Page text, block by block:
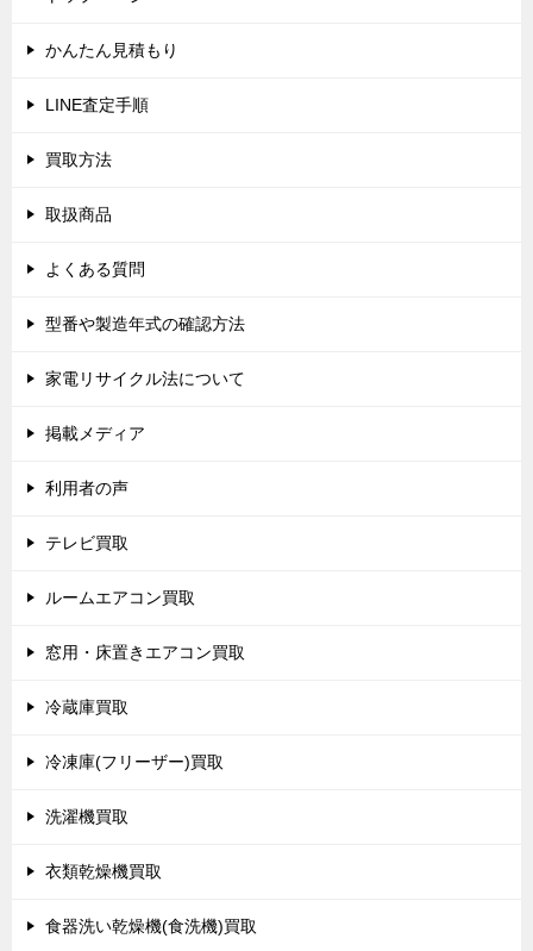
シ かんたん見積もり
LINE査定手順
買取方法
取扱商品
よくある質問
型番や製造年式の確認方法
家電リサイクル法について
掲載メディア
利用者の声
テレビ買取
ルームエアコン買取
窓用・床置きエアコン買取
冷蔵庫買取
冷凍庫(フリーザー)買取
洗濯機買取
衣類乾燥機買取
食器洗い乾燥機(食洗機)買取